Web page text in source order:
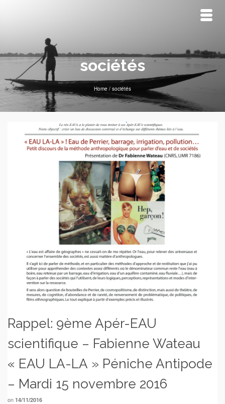
sociétés
Home / sociétés
Rappel: 9ème Apér-EAU
scientifique – Fabienne Wateau
« EAU LA-LA » Péniche Antipode
– Mardi 15 novembre 2016
on 14/11/2016